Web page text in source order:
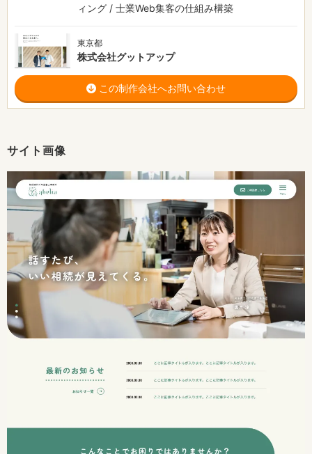
サイト画像
ィング / 士業Web集客の仕組み構築
東京都
株式会社グットアップ
この制作会社へお問い合わせ